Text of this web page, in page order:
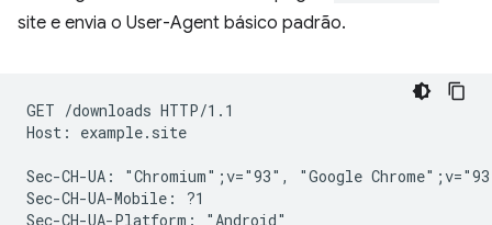
site e envia o User-Agent básico padrão.
GET /downloads HTTP/1.1
Host: example.site
Sec-CH-UA: "Chromium";v="93", "Google
Sec-CH-UA-Mobile: ?1